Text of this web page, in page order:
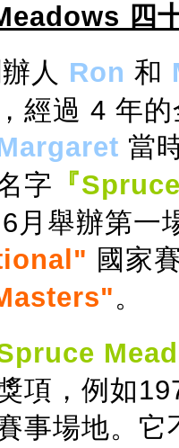
四
人 Ron 和
經過 4 年
當
字 『
6 月舉辦第一
國家
。
項，例如
事場地。